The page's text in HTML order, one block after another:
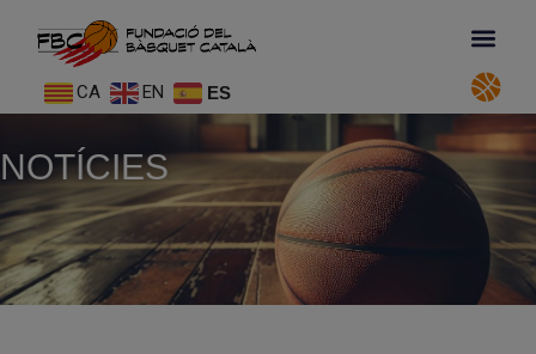
CA EN ES
NOTÍCIES